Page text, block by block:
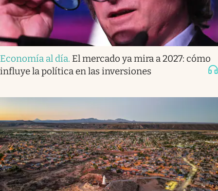
Economía al día. El mercado ya mira a 2027: cómo
influye la política en las inversiones